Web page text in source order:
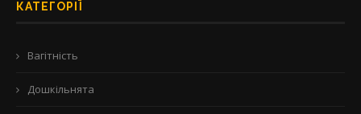
КАТЕГОРІЇ
Вагітність
Дошкільнята